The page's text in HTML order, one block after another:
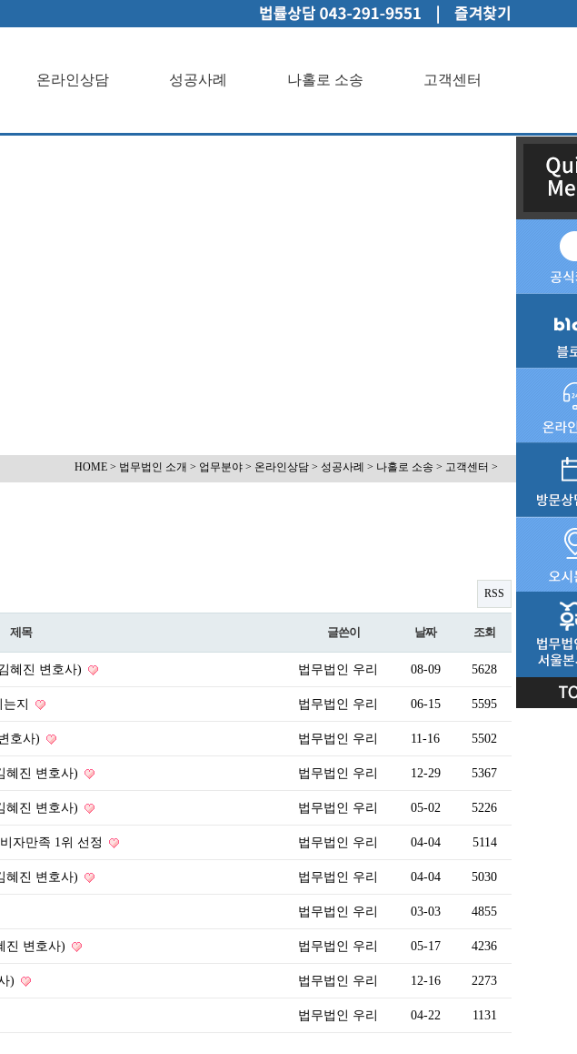
온라인상담 성공사례 나홀로 소송 고객센터
라인상담성공사례나
HOME > 법무법인 소개 > 업무분야 > 온라인상담 > 성공사례 > 나홀로 소송 > 고객센터 >
RSS
제목 글쓴이 날짜 조회
혜진 변호사) 법무법인 우리 08-09 5628
지 법무법인 우리 06-15 5595
호사) 법무법인 우리 11-16 5502
혜진 변호사) 법무법인 우리 12-29 5367
혜진 변호사) 법무법인 우리 05-02 5226
자만족 1위 선정 법무법인 우리 04-04 5114
혜진 변호사) 법무법인 우리 04-04 5030
법무법인 우리 03-03 4855
진 변호사) 법무법인 우리 05-17 4236
) 법무법인 우리 12-16 2273
법무법인 우리 04-22 1131